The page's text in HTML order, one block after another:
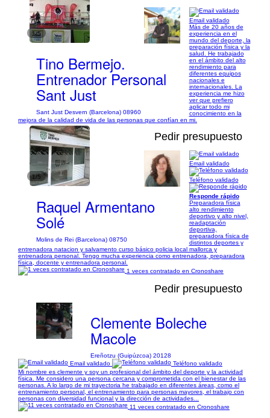
1/5
Tino Bermejo.
Entrenador Personal
Sant Just
Sant Just Desvern (Barcelona) 08960
Email validado
Más de 20 años de
experiencia en el
mundo del deporte, la
preparación física y la
salud. He trabajado
en el ámbito del alto
rendimiento para
diferentes equipos
nacionales e
internacionales. La
experiencia me hizo
ver que prefiero
aplicar todo mi
conocimiento en la
mejora de la calidad de vida de las personas que confían en mi.
1/5
Pedir presupuesto
Raquel Armentano
Solé
Molins de Rei (Barcelona) 08750
Email validado
Teléfono validado
Responde rápido
Preparadora física
alto rendimiento
deportivo y alto nivel,
readaptación
deportiva,
preparadora física de
distintos deportes y
entrenadora natacion y salvamento curso básico policia local mallorca y
entrenadora personal. Tengo mucha experiencia como entrenadora, preparadora
física, docente y entrenadora personal.
1 veces contratado en Cronoshare
Pedir presupuesto
Clemente Boleche
Macole
Ereñotzu (Guipúzcoa) 20128
Email validado
Teléfono validado
Mi nombre es clemente y soy un profesional del ámbito del deporte y la actividad
física. Me considero una persona cercana y comprometida con el bienestar de las
personas. A lo largo de mi trayectoria he trabajado en diferentes áreas, como el
entrenamiento personal, el entrenamiento para personas mayores, el trabajo con
personas con diversidad funcional y la dirección de actividades...
11 veces contratado en Cronoshare